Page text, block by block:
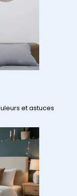
et astuces